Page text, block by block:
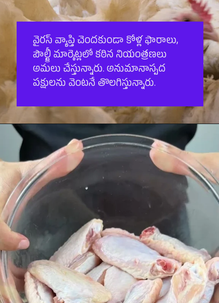
వైరస్ వ్యాప్తి చెందకుండా కోళ్ల ఫారాలు,
పౌల్ట్రీ మార్కెట్లలో కఠిన నియంత్రణలు
అమలు చేస్తున్నారు. అనుమానాస్పద
పక్షులను వెంటనే తొలగిస్తున్నారు.